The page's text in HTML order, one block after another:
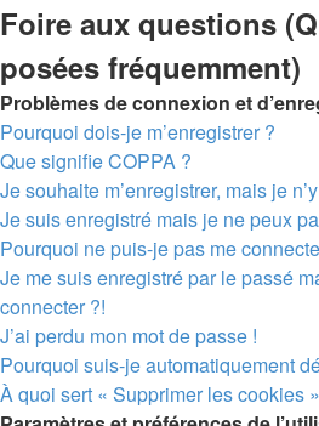
Foire aux questions
posées fréquemment)
Problèmes de connexion et
Pourquoi dois-je m’enregistrer ?
Que signifie COPPA ?
Je souhaite m’enregistrer, mais je
Je suis enregistré mais je ne peux
Pourquoi ne puis-je pas me
Je me suis enregistré par le passé
connecter ?!
J’ai perdu mon mot de passe !
Pourquoi suis-je automatiquement
À quoi sert « Supprimer les cookies